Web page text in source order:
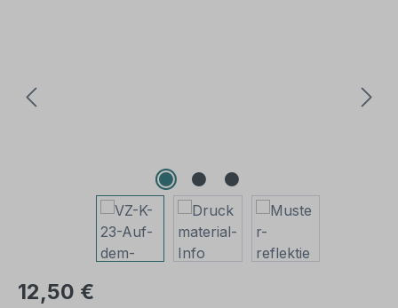
12,50 €